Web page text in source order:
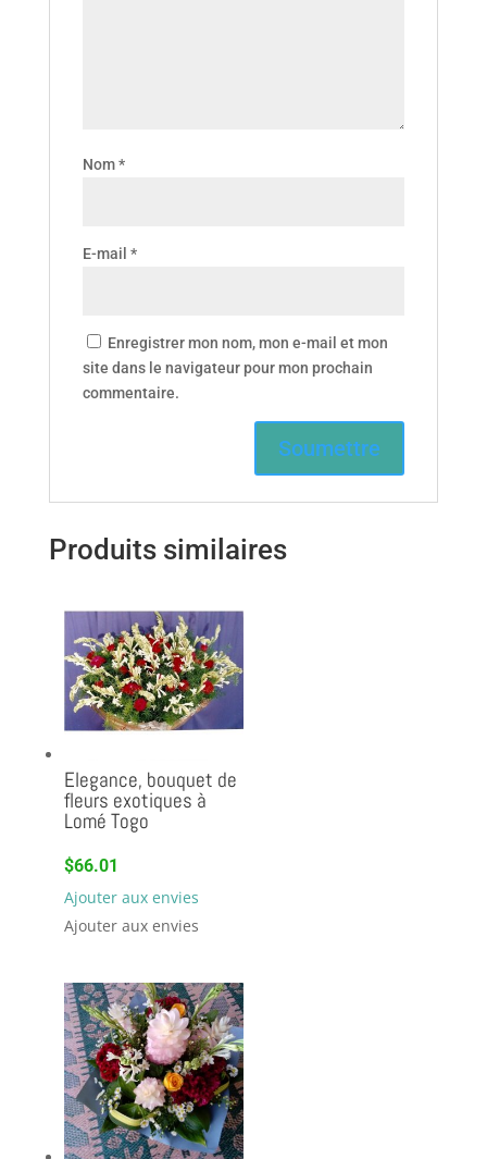
Nom*
E-mail *
Enregistrer mon nom, mon e-mail et mon
site dans le navigateur pour mon prochain
commentaire.
Produits similaires
Elegance, bouquet de
fleurs exotiques à
Lomé Togo
$66.01
Ajouter aux envies
Ajouter aux envies